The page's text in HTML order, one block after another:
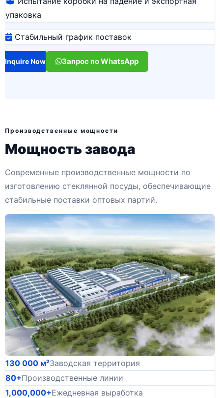
упаковка
Стабильный график поставок
Inquire Now Запрос по WhatsApp
Производственные мощности
Мощность завода
Современные производственные мощности по
изготовлению стеклянной посуды, обеспечивающие
стабильные поставки оптовых партий.
130 000 м²Заводская территория
80+Производственные линии
1,000,000+Ежедневная выработка